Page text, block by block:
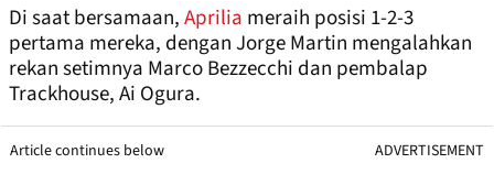
Di saat bersamaan,Aprilia meraih posisi 1-2-3
pertama mereka, dengan Jorge Martin mengalahkan
rekan setimnya Marco Bezzecchi dan pembalap
Trackhouse, Ai Ogura.
Article continues below ADVERTISEMENT